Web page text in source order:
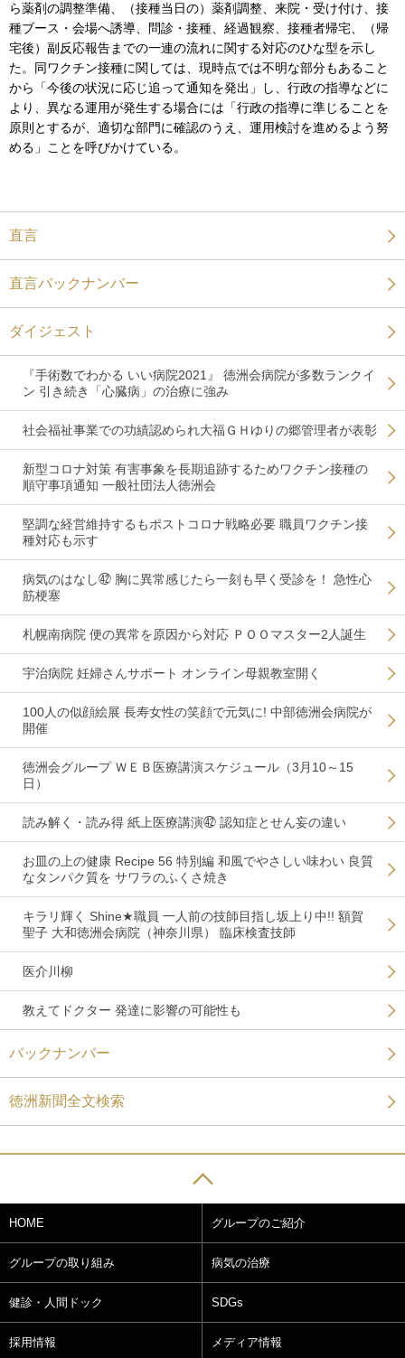
ら薬剤の調整準備、（接種当日の）薬剤調整、来院・受け付け、接
種ブース・会場へ誘導、問診・接種、経過観察、接種者帰宅、（帰
宅後）副反応報告までの一連の流れに関する対応のひな型を示し
た。同ワクチン接種に関しては、現時点では不明な部分もあること
から「今後の状況に応じ追って通知を発出」し、行政の指導などに
より、異なる運用が発生する場合には「行政の指導に準じることを
原則とするが、適切な部門に確認のうえ、運用検討を進めるよう努
める」ことを呼びかけている。
直言
直言バックナンバー
ダイジェスト
『手術数でわかる いい病院2021』 徳洲会病院が多数ランクイ
ン 引き続き「心臓病」の治療に強み
社会福祉事業での功績認められ大福ＧＨゆりの郷管理者が表彰
新型コロナ対策 有害事象を長期追跡するためワクチン接種の
順守事項通知 一般社団法人徳洲会
堅調な経営維持するもポストコロナ戦略必要 職員ワクチン接
種対応も示す
病気のはなし㊷ 胸に異常感じたら一刻も早く受診を！ 急性心
筋梗塞
札幌南病院 便の異常を原因から対応 ＰＯＯマスター2人誕生
宇治病院 妊婦さんサポート オンライン母親教室開く
100人の似顔絵展 長寿女性の笑顔で元気に! 中部徳洲会病院が
開催
徳洲会グループ ＷＥＢ医療講演スケジュール（3月10～15
日）
読み解く・読み得 紙上医療講演㊷ 認知症とせん妄の違い
お皿の上の健康 Recipe 56 特別編 和風でやさしい味わい 良質
なタンパク質を サワラのふくさ焼き
キラリ輝く Shine★職員 一人前の技師目指し坂上り中!! 額賀
聖子 大和徳洲会病院（神奈川県） 臨床検査技師
医介川柳
教えてドクター 発達に影響の可能性も
バックナンバー
徳洲新聞全文検索
HOME グループのご紹介
グループの取り組み 病気の治療
健診・人間ドック SDGs
採用情報 メディア情報